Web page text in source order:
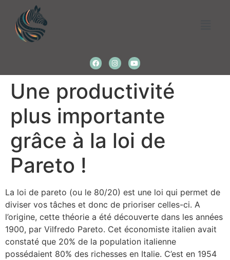
Une productivité
plus importante
grâce à la loi de
Pareto !
La loi de pareto (ou le 80/20) est une loi qui permet de
diviser vos tâches et donc de prioriser celles-ci. A
l’origine, cette théorie a été découverte dans les années
1900, par Vilfredo Pareto. Cet économiste italien avait
constaté que 20% de la population italienne
possédaient 80% des richesses en Italie. C’est en 1954